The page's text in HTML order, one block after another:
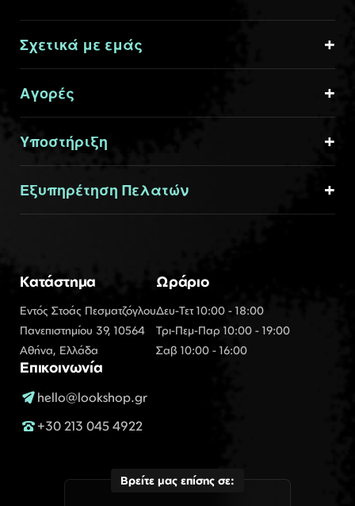
Σχετικά με εμάς
Αγορές
Υποστήριξη
Εξυπηρέτηση Πελατών
Κατάστημα
Εντός Στοάς Πεσματζόγλου
Πανεπιστημίου 39, 10564
Αθήνα, Ελλάδα
Ωράριο
Δευ-Τετ 10:00 - 18:00
Τρι-Πεμ-Παρ 10:00 - 19:00
Σαβ 10:00 - 16:00
Επικοινωνία
hello@lookshop.gr
+30 213 045 4922
Βρείτε μας επίσης σε: